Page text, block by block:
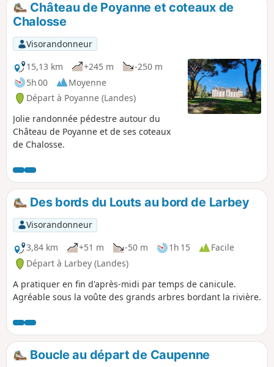
p
Château de Poyanne et coteaux de
Chalosse
Visorandonneur
15,13 km
+245 m
-250 m
5h 00
Moyenne
Départ à Poyanne (Landes)
Jolie randonnée pédestre autour du
Château de Poyanne et de ses coteaux
de Chalosse.
Des bords du Louts au bord de Larbey
Visorandonneur
3,84 km
+51 m -50 m 1h 15
Facile
Départ à Larbey (Landes)
A pratiquer en fin d'après-midi par temps de canicule.
Agréable sous la voûte des grands arbres bordant la rivière.
Boucle au départ de Caupenne